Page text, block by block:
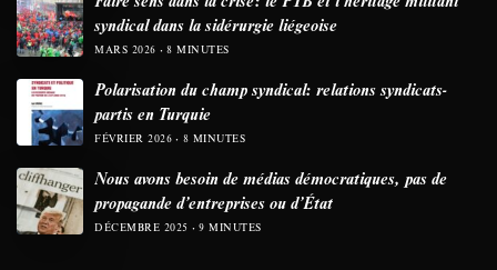
syndical dans la sidérurgie liégeoise
MARS 2026 8 MINUTES
Polarisation du champ syndical: relations syndicats-
partis en Turquie
FÉVRIER 2026 8 MINUTES
Nous avons besoin de médias démocratiques, pas de
propagande d’entreprises ou d’État
DÉCEMBRE 2025 9 MINUTES